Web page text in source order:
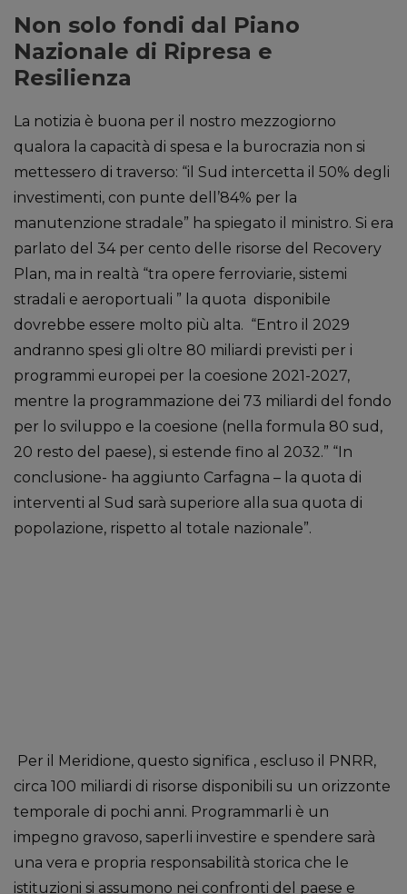
Non solo fondi dal Piano
Nazionale di Ripresa e
Resilienza
La notizia è buona per il nostro mezzogiorno
qualora la capacità di spesa e la burocrazia non si
mettessero di traverso: “il Sud intercetta il 50% degli
investimenti, con punte dell’84% per la
manutenzione stradale” ha spiegato il ministro. Si era
parlato del 34 per cento delle risorse del Recovery
Plan, ma in realtà “tra opere ferroviarie, sistemi
stradali e aeroportuali ” la quota disponibile
dovrebbe essere molto più alta. “Entro il 2029
andranno spesi gli oltre 80 miliardi previsti per i
programmi europei per la coesione 2021-2027,
mentre la programmazione dei 73 miliardi del fondo
per lo sviluppo e la coesione (nella formula 80 sud,
20 resto del paese), si estende fino al 2032.” “In
conclusione- ha aggiunto Carfagna – la quota di
interventi al Sud sarà superiore alla sua quota di
popolazione, rispetto al totale nazionale”.
Per il Meridione, questo significa , escluso il PNRR,
circa 100 miliardi di risorse disponibili su un orizzonte
temporale di pochi anni. Programmarli è un
impegno gravoso, saperli investire e spendere sarà
una vera e propria responsabilità storica che le
istituzioni si assumono nei confronti del paese e